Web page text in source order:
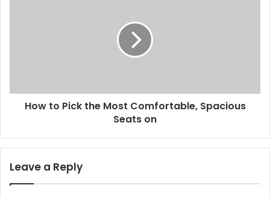
How to Pick the Most Comfortable, Spacious
Seats on
Leave a Reply